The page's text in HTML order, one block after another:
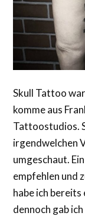
Skull Tattoo
komme aus
Tattoostudios.
irgendwelchen
umgeschaut.
empfehlen und
habe ich bereits
dennoch gab